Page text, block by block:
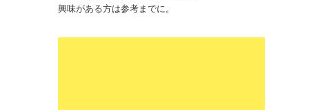
興味がある方は参考までに。